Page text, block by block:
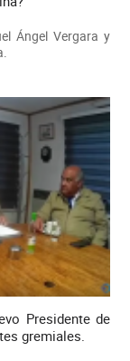
Ángel Vergara y
Presidente de
gremiales.